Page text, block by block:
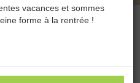
vacances et sommes
forme à la rentrée !